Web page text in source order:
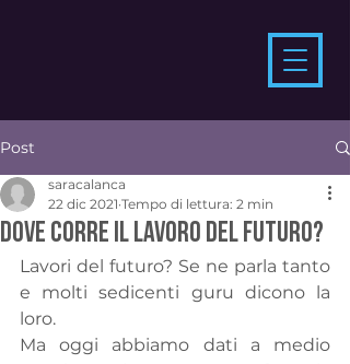
Post
Dove corre il lavoro del futuro?
saracalanca
22 dic 2021 Tempo di lettura: 2 min
Lavori del futuro? Se ne parla tanto
e molti sedicenti guru dicono la
loro.
Ma oggi abbiamo dati a medio